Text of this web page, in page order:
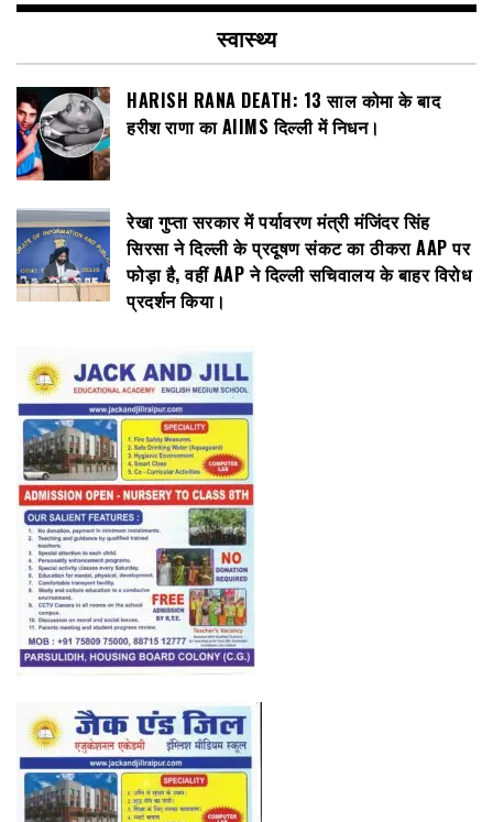
स्वास्थ्य
HARISH RANA DEATH: 13 साल कोमा के बाद
हरीश राणा का AIIMS दिल्ली में निधन।
रेखा गुप्ता सरकार में पर्यावरण मंत्री मंजिंदर सिंह
सिरसा ने दिल्ली के प्रदूषण संकट का ठीकरा AAP पर
फोड़ा है, वहीं AAP ने दिल्ली सचिवालय के बाहर विरोध
प्रदर्शन किया।